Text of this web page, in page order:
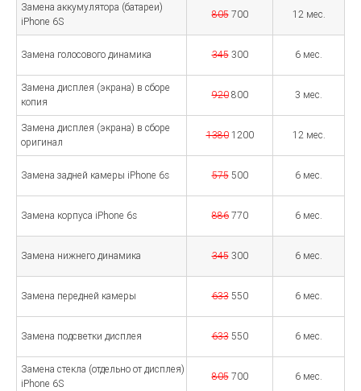
Замена аккумулятора (батареи)
iPhone 6S
805700 12 мес.
Замена голосового динамика 345300 6 мес.
Замена дисплея (экрана) в сборе
копия
920800 3 мес.
Замена дисплея (экрана) в сборе
оригинал
13801200 12 мес.
Замена задней камеры iPhone 6s 575500 6 мес.
Замена корпуса iPhone 6s 886770 6 мес.
Замена нижнего динамика 345300 6 мес.
Замена передней камеры 633550 6 мес.
Замена подсветки дисплея 633550 6 мес.
Замена стекла (отдельно от дисплея)
iPhone 6S
805700 6 мес.